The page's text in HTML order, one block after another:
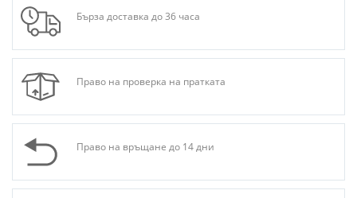
Бърза доставка до 36 часа
Право на проверка на пратката
Право на връщане до 14 дни